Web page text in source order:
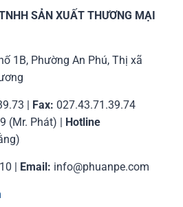
SẢN XUẤT THƯƠNG MẠI
1B, Phường An Phú, Thị xã
| Fax: 027.43.71.39.74
(Mr. Phát) | Hotline
| Email: info@phuanpe.com